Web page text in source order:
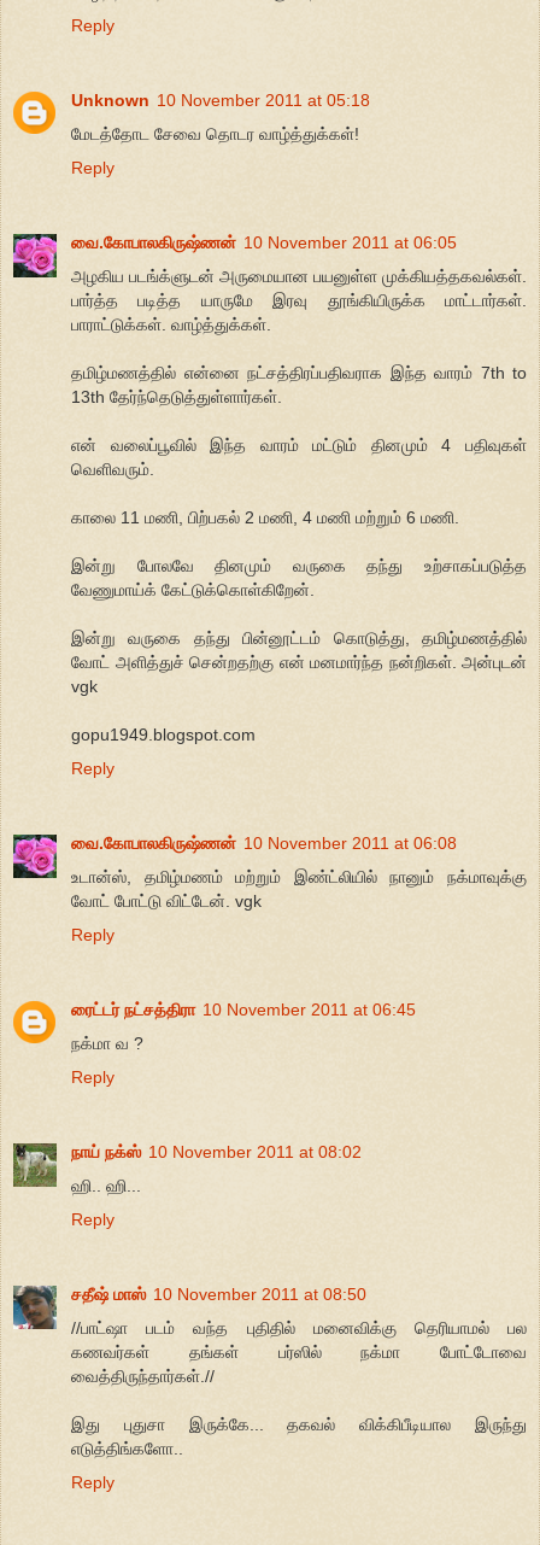
Reply
Unknown 10 November 2011 at 05:18
மேடத்தோட சேவை தொடர வாழ்த்துக்கள்!
Reply
வை.கோபாலகிருஷ்ணன் 10 November 2011 at 06:05
அழகிய படங்க்ளுடன் அருமையான பயனுள்ள முக்கியத்தகவல்கள்.
பார்த்த படித்த யாருமே இரவு தூங்கியிருக்க மாட்டார்கள்.
பாராட்டுக்கள். வாழ்த்துக்கள்.
தமிழ்மணத்தில் என்னை நட்சத்திரப்பதிவராக இந்த வாரம் 7th to
13th தேர்ந்தெடுத்துள்ளார்கள்.
என் வலைப்பூவில் இந்த வாரம் மட்டும் தினமும் 4 பதிவுகள்
வெளிவரும்.
காலை 11 மணி, பிற்பகல் 2 மணி, 4 மணி மற்றும் 6 மணி.
இன்று போலவே தினமும் வருகை தந்து உற்சாகப்படுத்த
வேணுமாய்க் கேட்டுக்கொள்கிறேன்.
இன்று வருகை தந்து பின்னூட்டம் கொடுத்து, தமிழ்மணத்தில்
வோட் அளித்துச் சென்றதற்கு என் மனமார்ந்த நன்றிகள். அன்புடன்
vgk
gopu1949.blogspot.com
Reply
வை.கோபாலகிருஷ்ணன் 10 November 2011 at 06:08
உடான்ஸ், தமிழ்மணம் மற்றும் இண்ட்லியில் நானும் நக்மாவுக்கு
வோட் போட்டு விட்டேன். vgk
Reply
ரைட்டர் நட்சத்திரா 10 November 2011 at 06:45
நக்மா வ ?
Reply
நாய் நக்ஸ் 10 November 2011 at 08:02
ஹி.. ஹி...
Reply
சதீஷ் மாஸ் 10 November 2011 at 08:50
//பாட்ஷா படம் வந்த புதிதில் மனைவிக்கு தெரியாமல் பல
கணவர்கள் தங்கள் பர்ஸில் நக்மா போட்டோவை
வைத்திருந்தார்கள்.//
இது புதுசா இருக்கே... தகவல் விக்கிபீடியால இருந்து
எடுத்திங்களோ..
Reply